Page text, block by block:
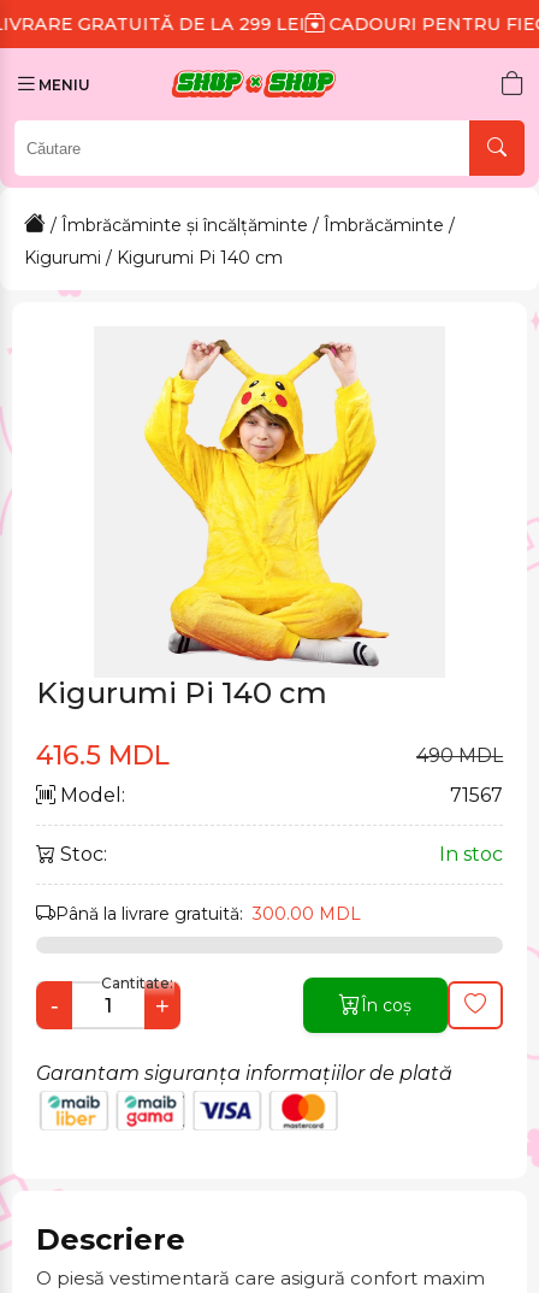
DE LA 299 LEI CADOURI PENTRU FIECARE
MENIU
/ Îmbrăcăminte și încălțăminte / Îmbrăcăminte /
Kigurumi / Kigurumi Pi 140 cm
Kigurumi Pi 140 cm
416.5 MDL
490 MDL
Model:
71567
Stoc: In stoc
Până la livrare gratuită:300.00 MDL
Cantitate:
- + În coș
Garantam siguranța informațiilor de plată
Descriere
O piesă vestimentară care asigură confort maxim